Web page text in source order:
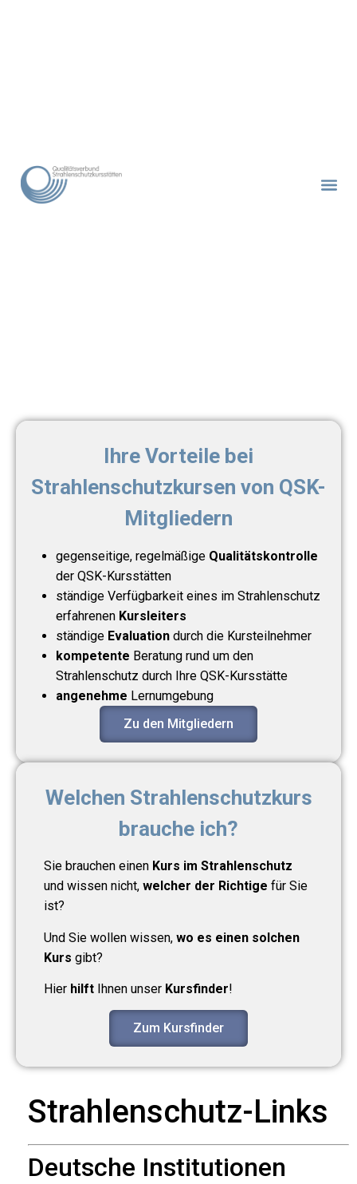
Ihre Vorteile bei
Strahlenschutzkursen von QSK-
Mitgliedern
gegenseitige, regelmäßige Qualitätskontrolle
der QSK-Kursstätten
ständige Verfügbarkeit eines im Strahlenschutz
erfahrenen Kursleiters
ständige Evaluation durch die Kursteilnehmer
kompetente Beratung rund um den
Strahlenschutz durch Ihre QSK-Kursstätte
angenehme Lernumgebung
Zu den Mitgliedern
Welchen Strahlenschutzkurs
brauche ich?
Sie brauchen einen Kurs im Strahlenschutz
und wissen nicht, welcher der Richtige für Sie
ist?
Und Sie wollen wissen, wo es einen solchen
Kurs gibt?
Hier hilft Ihnen unser Kursfinder!
Zum Kursfinder
Strahlenschutz-Links
Deutsche Institutionen